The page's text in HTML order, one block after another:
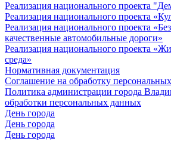
Реализация национального проекта
Реализация национального проекта
Реализация национального проекта
качественные автомобильные дороги»
Реализация национального проекта
среда»
Нормативная документация
Соглашение на обработку
Политика администрации города
обработки персональных данных
День города
День города
День города